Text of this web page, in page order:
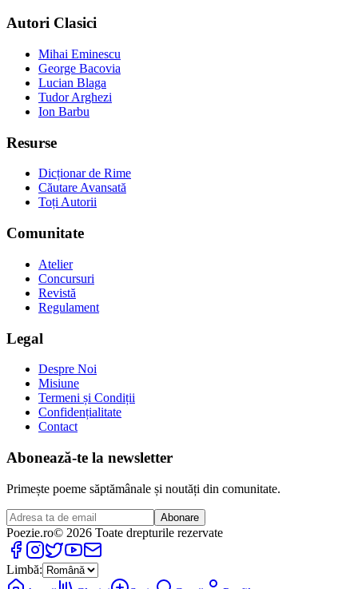
Autori Clasici
Mihai Eminescu
George Bacovia
Lucian Blaga
Tudor Arghezi
Ion Barbu
Resurse
Dicționar de Rime
Căutare Avansată
Toți Autorii
Comunitate
Atelier
Concursuri
Revistă
Regulament
Legal
Despre Noi
Misiune
Termeni și Condiții
Confidențialitate
Contact
Abonează-te la newsletter
Primește poeme săptămânale și noutăți din comunitate.
Abonare
Poezie.ro© 2026 Toate drepturile rezervate
Limbă: